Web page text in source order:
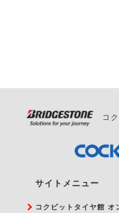
コ
サイトメニュー
コクピットタイヤ館 オ